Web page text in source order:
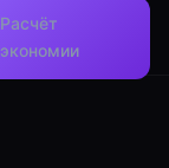
Расчёт
экономии